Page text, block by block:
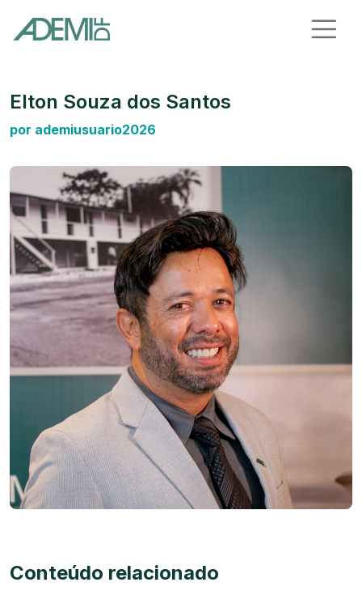
Elton Souza dos Santos
por ademiusuario2026
Conteúdo relacionado